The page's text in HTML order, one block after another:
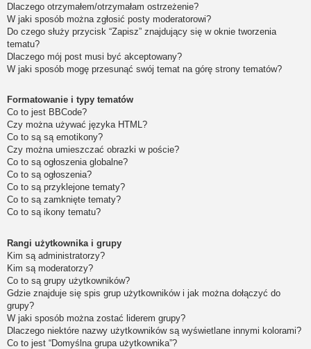
Dlaczego otrzymałem/otrzymałam ostrzeżenie?
W jaki sposób można zgłosić posty moderatorowi?
Do czego służy przycisk “Zapisz” znajdujący się w oknie tworzenia
tematu?
Dlaczego mój post musi być akceptowany?
W jaki sposób mogę przesunąć swój temat na górę strony tematów?
Formatowanie i typy tematów
Co to jest BBCode?
Czy można używać języka HTML?
Co to są są emotikony?
Czy można umieszczać obrazki w poście?
Co to są ogłoszenia globalne?
Co to są ogłoszenia?
Co to są przyklejone tematy?
Co to są zamknięte tematy?
Co to są ikony tematu?
Rangi użytkownika i grupy
Kim są administratorzy?
Kim są moderatorzy?
Co to są grupy użytkowników?
Gdzie znajduje się spis grup użytkowników i jak można dołączyć do
grupy?
W jaki sposób można zostać liderem grupy?
Dlaczego niektóre nazwy użytkowników są wyświetlane innymi kolorami?
Co to jest “Domyślna grupa użytkownika”?